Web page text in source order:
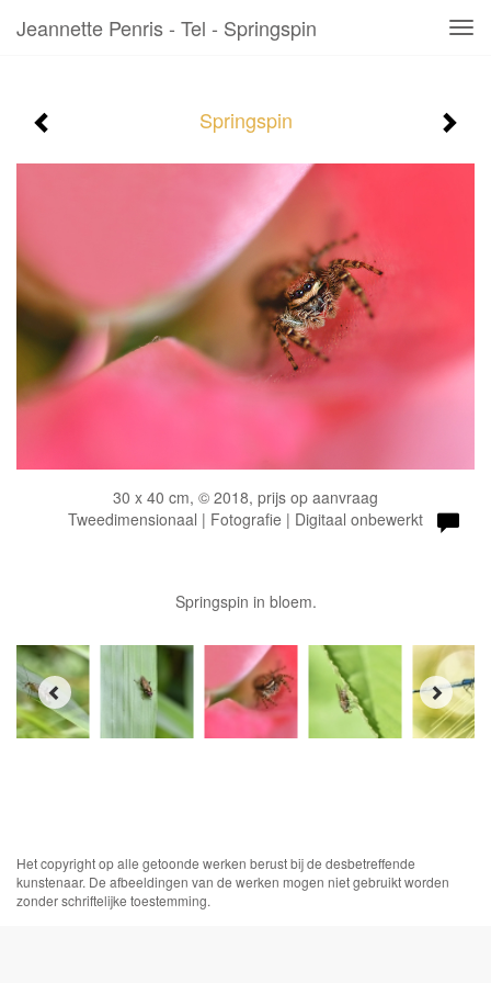
Jeannette Penris - Tel - Springspin
Springspin
30 x 40 cm, © 2018, prijs op aanvraag
Tweedimensionaal | Fotografie | Digitaal onbewerkt
Springspin in bloem.
Het copyright op alle getoonde werken berust bij de desbetreffende
kunstenaar. De afbeeldingen van de werken mogen niet gebruikt worden
zonder schriftelijke toestemming.